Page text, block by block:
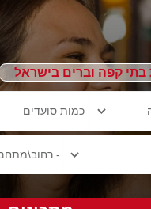
קפה וברים בישראל